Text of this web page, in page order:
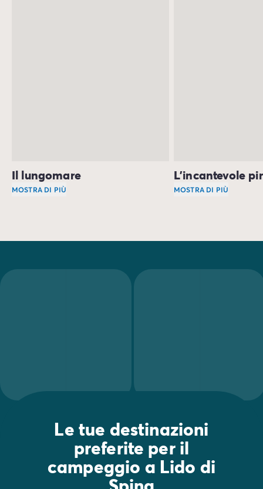
Il lungomare
MOSTRA DI PIÙ
L'incantevole
MOSTRA DI PIÙ
Per gli amanti
Le tue destinazioni
preferite per il
campeggio a Lido di